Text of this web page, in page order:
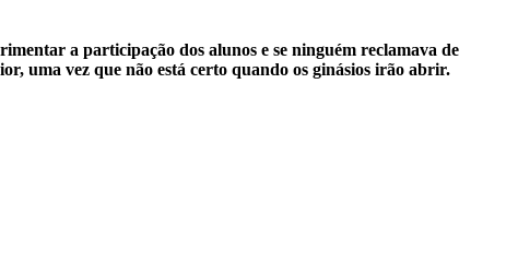
a participação dos alunos e se ninguém reclamava de
uma vez que não está certo quando os ginásios irão abrir.